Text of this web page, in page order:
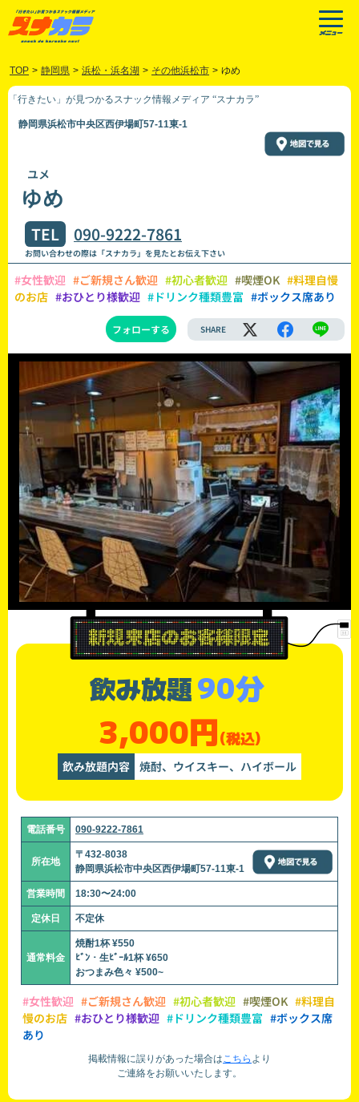
TOP > 静岡県 > 浜松・浜名湖 > その他浜松市 > ゆめ
「行きたい」が見つかるスナック情報メディア “スナカラ”
静岡県浜松市中央区西伊場町57-11東-1
ユメ
ゆめ
TEL 090-9222-7861
お問い合わせの際は「スナカラ」を見たとお伝え下さい
#女性歓迎 #ご新規さん歓迎 #初心者歓迎 #喫煙OK #料理自慢
のお店 #おひとり様歓迎 #ドリンク種類豊富 #ボックス席あり
フォローする SHARE
飲み放題90分
3,000円(税込)
飲み放題内容 焼酎、ウイスキー、ハイボール
電話番号 090-9222-7861
所在地
〒432-8038
静岡県浜松市中央区西伊場町57-11東-1
営業時間 18:30〜24:00
定休日 不定休
通常料金
焼酎1杯 ¥550
ﾋﾞﾝ・生ﾋﾞｰﾙ1杯 ¥650
おつまみ色々 ¥500~
#女性歓迎 #ご新規さん歓迎 #初心者歓迎 #喫煙OK #料理自
慢のお店 #おひとり様歓迎 #ドリンク種類豊富 #ボックス席
あり
掲載情報に誤りがあった場合はこちら より
ご連絡をお願いいたします。